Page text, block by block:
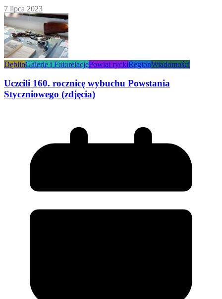
7 lipca 2023
DęblinGalerie i FotorelacjePowiat ryckiRegionWiadomości
Uczcili 160. rocznicę wybuchu Powstania
Styczniowego (zdjęcia)